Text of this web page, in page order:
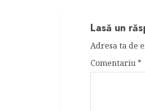
Lasă un
Adresa ta de
Comentariu *